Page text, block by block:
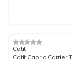
%20İndirim
Catit
Catit Cabrio Carrier